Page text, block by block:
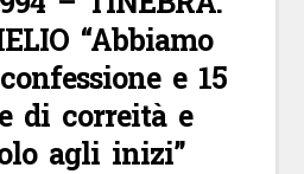
“Abbiamo
e 15
di correità e
agli inizi”